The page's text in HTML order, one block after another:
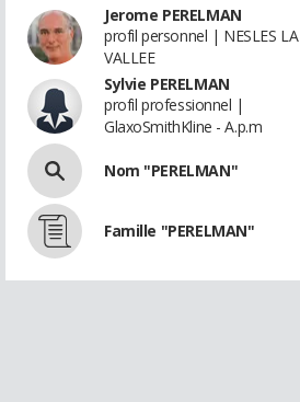
Jerome PERELMAN
profil personnel | NESLES LA
VALLEE
Sylvie PERELMAN
profil professionnel |
GlaxoSmithKline - A.p.m
Nom "PERELMAN"
Famille "PERELMAN"